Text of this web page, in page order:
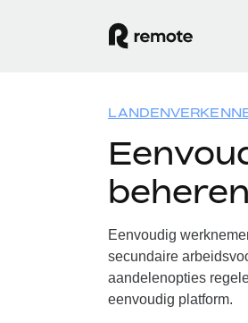
Eenvoudig
secundaire
aandelenopties
eenvoudig platform.